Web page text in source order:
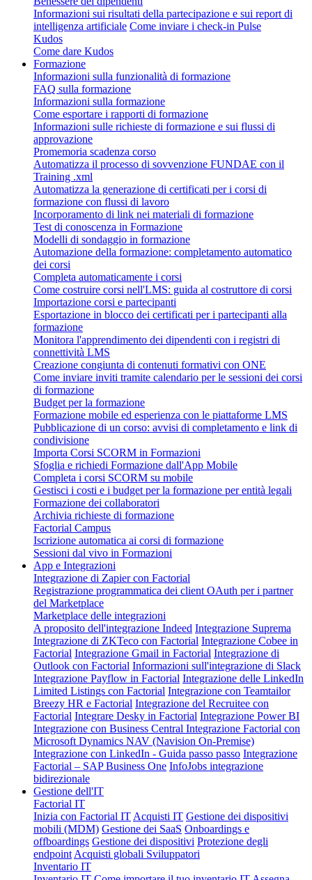
Informazioni sui risultati della partecipazione e sui report di
intelligenza artificiale Come inviare i check-in Pulse
Kudos
Come dare Kudos
Formazione
Informazioni sulla funzionalità di formazione
FAQ sulla formazione
Informazioni sulla formazione
Come esportare i rapporti di formazione
Informazioni sulle richieste di formazione e sui flussi di
approvazione
Promemoria scadenza corso
Automatizza il processo di sovvenzione FUNDAE con il
Training .xml
Automatizza la generazione di certificati per i corsi di
formazione con flussi di lavoro
Incorporamento di link nei materiali di formazione
Test di conoscenza in Formazione
Modelli di sondaggio in formazione
Automazione della formazione: completamento automatico
dei corsi
Completa automaticamente i corsi
Come costruire corsi nell'LMS: guida al costruttore di corsi
Importazione corsi e partecipanti
Esportazione in blocco dei certificati per i partecipanti alla
formazione
Monitora l'apprendimento dei dipendenti con i registri di
connettività LMS
Creazione congiunta di contenuti formativi con ONE
Come inviare inviti tramite calendario per le sessioni dei corsi
di formazione
Budget per la formazione
Formazione mobile ed esperienza con le piattaforme LMS
Pubblicazione di un corso: avvisi di completamento e link di
condivisione
Importa Corsi SCORM in Formazioni
Sfoglia e richiedi Formazione dall'App Mobile
Completa i corsi SCORM su mobile
Gestisci i costi e i budget per la formazione per entità legali
Formazione dei collaboratori
Archivia richieste di formazione
Factorial Campus
Iscrizione automatica ai corsi di formazione
Sessioni dal vivo in Formazioni
App e Integrazioni
Integrazione di Zapier con Factorial
Registrazione programmatica dei client OAuth per i partner
del Marketplace
Marketplace delle integrazioni
A proposito dell'integrazione Indeed Integrazione Suprema
Integrazione di ZKTeco con Factorial Integrazione Cobee in
Factorial Integrazione Gmail in Factorial Integrazione di
Outlook con Factorial Informazioni sull'integrazione di Slack
Integrazione Payflow in Factorial Integrazione delle LinkedIn
Limited Listings con Factorial Integrazione con Teamtailor
Breezy HR e Factorial Integrazione del Recruitee con
Factorial Integrare Desky in Factorial Integrazione Power BI
Integrazione con Business Central Integrazione Factorial con
Microsoft Dynamics NAV (Navision On-Premise)
Integrazione con LinkedIn - Guida passo passo Integrazione
Factorial – SAP Business One InfoJobs integrazione
bidirezionale
Gestione dell'IT
Factorial IT
Inizia con Factorial IT Acquisti IT Gestione dei dispositivi
mobili (MDM) Gestione dei SaaS Onboardings e
offboardings Gestione dei dispositivi Protezione degli
endpoint Acquisti globali Sviluppatori
Inventario IT